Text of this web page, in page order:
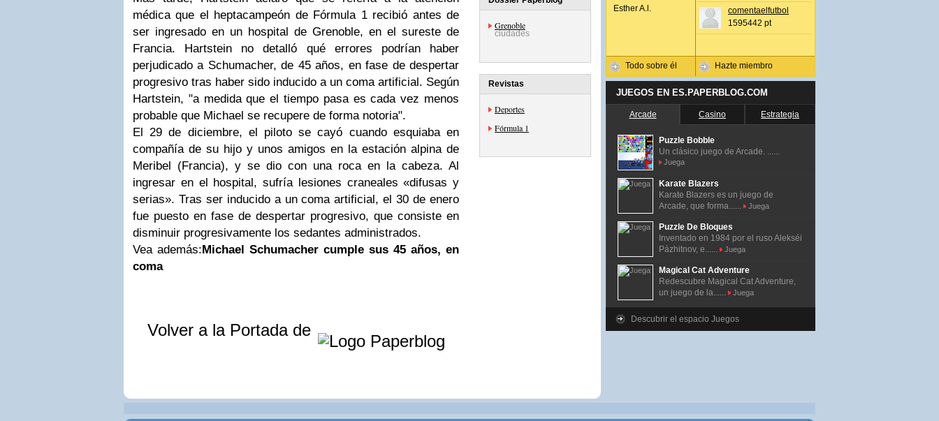
médica que el heptacampeón de Fórmula 1 recibió antes de
ser ingresado en un hospital de Grenoble, en el sureste de
Francia. Hartstein no detalló qué errores podrían haber
perjudicado a Schumacher, de 45 años, en fase de despertar
progresivo tras haber sido inducido a un coma artificial. Según
Hartstein, "a medida que el tiempo pasa es cada vez menos
probable que Michael se recupere de forma notoria".
El 29 de diciembre, el piloto se cayó cuando esquiaba en
compañía de su hijo y unos amigos en la estación alpina de
Meribel (Francia), y se dio con una roca en la cabeza. Al
ingresar en el hospital, sufría lesiones craneales «difusas y
serias». Tras ser inducido a un coma artificial, el 30 de enero
fue puesto en fase de despertar progresivo, que consiste en
disminuir progresivamente los sedantes administrados.
Vea además:Michael Schumacher cumple sus 45 años, en
coma
Volver a la Portada de
Grenoble
ciudades
Revistas
Deportes
Fórmula 1
Esther A.l.
Todo sobre él
comentaelfutbol
1595442 pt
Hazte miembro
JUEGOS EN ES.PAPERBLOG.COM
Arcade Casino Estrategia
Puzzle Bobble
Un clásico juego de Arcade. ......
Juega
Karate Blazers
Karate Blazers es un juego de
Arcade, que forma......
Juega
Puzzle De Bloques
Inventado en 1984 por el ruso Alekséi
Pázhitnov, e......
Juega
Magical Cat Adventure
Redescubre Magical Cat Adventure,
un juego de la......
Juega
Descubrir el espacio Juegos